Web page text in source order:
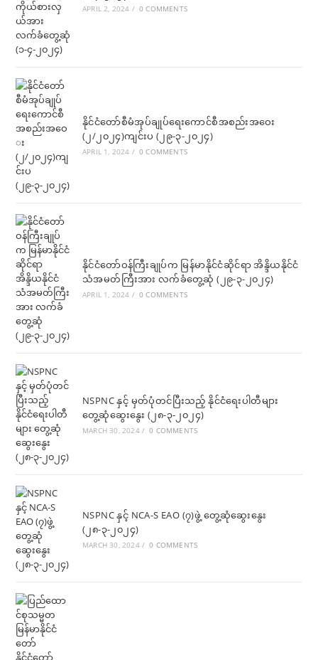
APRIL 2, 2024 / 0 COMMENTS
နိုင်ငံတော်စီမံအုပ်ချုပ်ရေးကောင်စီအစည်းအဝေး
(၂/၂၀၂၄)ကျင်းပ (၂၉-၃-၂၀၂၄)
APRIL 1, 2024 / 0 COMMENTS
နိုင်ငံတော်ဝန်ကြီးချုပ်က မြန်မာနိုင်ငံဆိုင်ရာ အိန္ဒိယနိုင်ငံ
သံအမတ်ကြီးအား လက်ခံတွေ့ဆုံ (၂၉-၃-၂၀၂၄)
APRIL 1, 2024 / 0 COMMENTS
NSPNC နှင့် မှတ်ပုံတင်ပြီးသည့် နိုင်ငံရေးပါတီများ
တွေ့ဆုံဆွေးနွေး (၂၈-၃-၂၀၂၄)
MARCH 30, 2024 / 0 COMMENTS
NSPNC နှင့် NCA-S EAO (၇)ဖွဲ့ တွေ့ဆုံဆွေးနွေး
(၂၈-၃-၂၀၂၄)
MARCH 30, 2024 / 0 COMMENTS